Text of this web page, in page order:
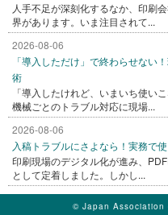
人手不足が深刻化するなか、印刷
界があります。いま注目されて...
2026-08-06
「導入しただけ」で終わらせない
術
「導入したけれど、いまいち使い
機械ごとのトラブル対応に現場...
2026-08-06
入稿トラブルにさよなら！実務で
印刷現場のデジタル化が進み、
として定着しました。しかし...
© Japan Association